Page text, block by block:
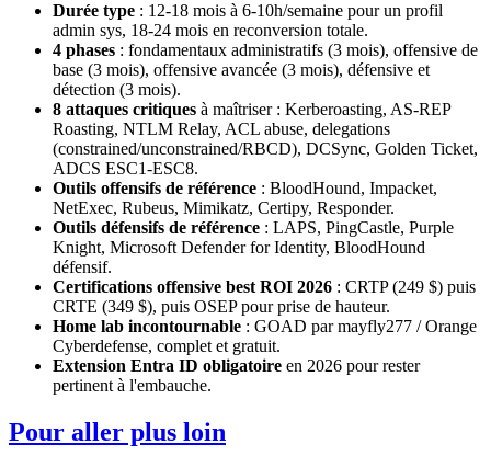
Durée type : 12-18 mois à 6-10h/semaine pour un profil
admin sys, 18-24 mois en reconversion totale.
4 phases : fondamentaux administratifs (3 mois), offensive de
base (3 mois), offensive avancée (3 mois), défensive et
détection (3 mois).
8 attaques critiques à maîtriser : Kerberoasting, AS-REP
Roasting, NTLM Relay, ACL abuse, delegations
(constrained/unconstrained/RBCD), DCSync, Golden Ticket,
ADCS ESC1-ESC8.
Outils offensifs de référence : BloodHound, Impacket,
NetExec, Rubeus, Mimikatz, Certipy, Responder.
Outils défensifs de référence : LAPS, PingCastle, Purple
Knight, Microsoft Defender for Identity, BloodHound
défensif.
Certifications offensive best ROI 2026 : CRTP (249 $) puis
CRTE (349 $), puis OSEP pour prise de hauteur.
Home lab incontournable : GOAD par mayfly277 / Orange
Cyberdefense, complet et gratuit.
Extension Entra ID obligatoire en 2026 pour rester
pertinent à l'embauche.
Pour aller plus loin